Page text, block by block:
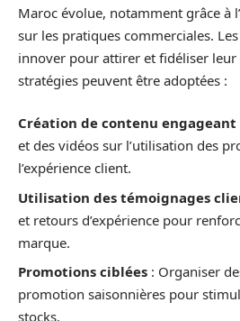
Maroc évolue, notamment grâce à
sur les pratiques commerciales.
innover pour attirer et fidéliser leur
stratégies peuvent être adoptées :
Création de contenu engageant
et des vidéos sur l’utilisation des
l’expérience client.
Utilisation des témoignages
et retours d’expérience pour
marque.
Promotions ciblées : Organiser
promotion saisonnières pour
stocks.